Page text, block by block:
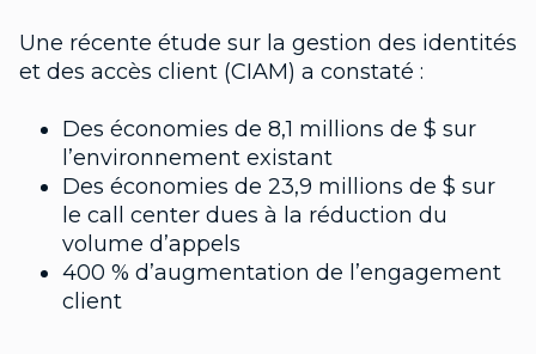
Une récente étude sur la gestion des identités
et des accès client (CIAM) a constaté :
Des économies de 8,1 millions de $ sur
l’environnement existant
Des économies de 23,9 millions de $ sur
le call center dues à la réduction du
volume d’appels
400 % d’augmentation de l’engagement
client